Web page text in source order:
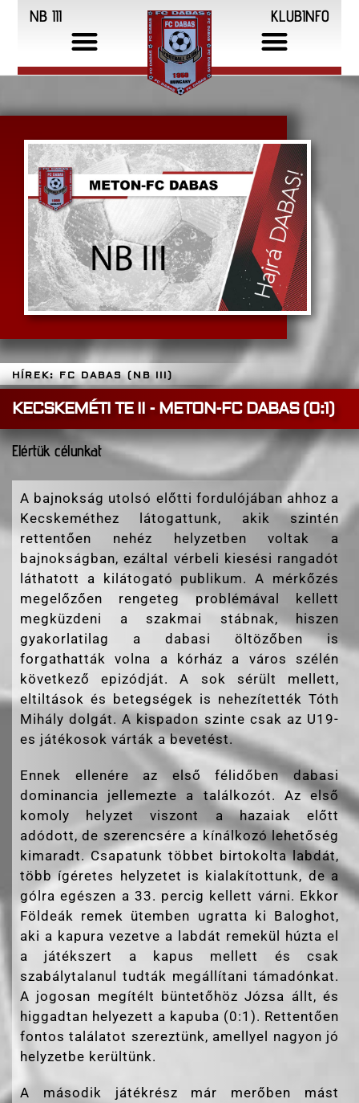
NB III KLUBINFO
HÍREK: FC DABAS (NB III)
KECSKEMÉTI TE II - METON-FC DABAS (0:1)
Elértük célunkat
A bajnokság utolsó előtti fordulójában ahhoz a
Kecskeméthez látogattunk, akik szintén
rettentően nehéz helyzetben voltak a
bajnokságban, ezáltal vérbeli kiesési rangadót
láthatott a kilátogató publikum. A mérkőzés
megelőzően rengeteg problémával kellett
megküzdeni a szakmai stábnak, hiszen
gyakorlatilag a dabasi öltözőben is
forgathatták volna a kórház a város szélén
következő epizódját. A sok sérült mellett,
eltiltások és betegségek is nehezítették Tóth
Mihály dolgát. A kispadon szinte csak az U19-
es játékosok várták a bevetést.
Ennek ellenére az első félidőben dabasi
dominancia jellemezte a találkozót. Az első
komoly helyzet viszont a hazaiak előtt
adódott, de szerencsére a kínálkozó lehetőség
kimaradt. Csapatunk többet birtokolta labdát,
több ígéretes helyzetet is kialakítottunk, de a
gólra egészen a 33. percig kellett várni. Ekkor
Földeák remek ütemben ugratta ki Baloghot,
aki a kapura vezetve a labdát remekül húzta el
a játékszert a kapus mellett és csak
szabálytalanul tudták megállítani támadónkat.
A jogosan megítélt büntetőhöz Józsa állt, és
higgadtan helyezett a kapuba (0:1). Rettentően
fontos találatot szereztünk, amellyel nagyon jó
helyzetbe kerültünk.
A második játékrész már merőben mást